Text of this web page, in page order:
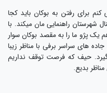
رفتن به بوکان باید کجا
راهنمایی مان میکند. با
پژو ما را به مقصد بوکان سوار
سراسر برفی با مناظر زیبا
حیف که فرصت توقف نداریم
بدیع.